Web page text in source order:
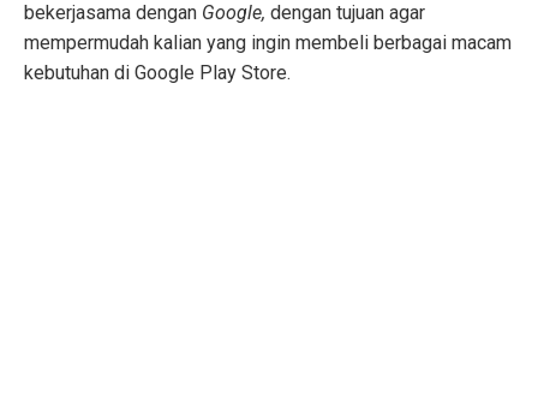
bekerjasama dengan Google, dengan tujuan agar
mempermudah kalian yang ingin membeli berbagai macam
kebutuhan di Google Play Store.